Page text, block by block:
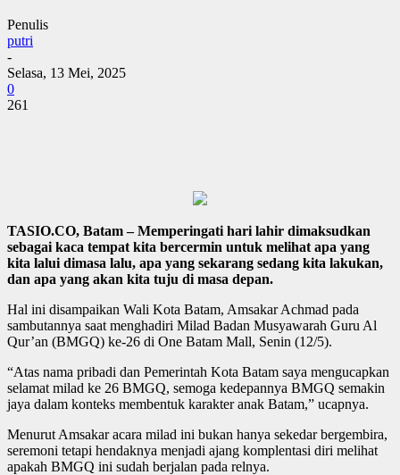
Penulis
putri
-
Selasa, 13 Mei, 2025
0
261
TASIO.CO, Batam – Memperingati hari lahir dimaksudkan
sebagai kaca tempat kita bercermin untuk melihat apa yang
kita lalui dimasa lalu, apa yang sekarang sedang kita lakukan,
dan apa yang akan kita tuju di masa depan.
Hal ini disampaikan Wali Kota Batam, Amsakar Achmad pada
sambutannya saat menghadiri Milad Badan Musyawarah Guru Al
Qur’an (BMGQ) ke-26 di One Batam Mall, Senin (12/5).
“Atas nama pribadi dan Pemerintah Kota Batam saya mengucapkan
selamat milad ke 26 BMGQ, semoga kedepannya BMGQ semakin
jaya dalam konteks membentuk karakter anak Batam,” ucapnya.
Menurut Amsakar acara milad ini bukan hanya sekedar bergembira,
seremoni tetapi hendaknya menjadi ajang komplentasi diri melihat
apakah BMGQ ini sudah berjalan pada relnya.